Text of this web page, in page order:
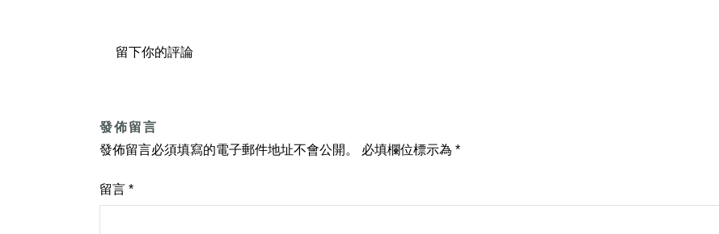
留下你的評論
發佈留言
發佈留言必須填寫的電子郵件地址不會公開。
必填欄位標示為 *
留言 *